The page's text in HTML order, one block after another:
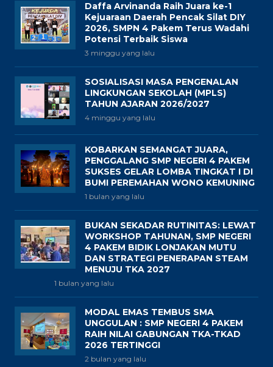
Daffa Arvinanda Raih Juara ke-1
Kejuaraan Daerah Pencak Silat DIY
2026, SMPN 4 Pakem Terus Wadahi
Potensi Terbaik Siswa
3 minggu yang lalu
SOSIALISASI MASA PENGENALAN
LINGKUNGAN SEKOLAH (MPLS)
TAHUN AJARAN 2026/2027
4 minggu yang lalu
KOBARKAN SEMANGAT JUARA,
PENGGALANG SMP NEGERI 4 PAKEM
SUKSES GELAR LOMBA TINGKAT I DI
BUMI PEREMAHAN WONO KEMUNING
1 bulan yang lalu
BUKAN SEKADAR RUTINITAS: LEWAT
WORKSHOP TAHUNAN, SMP NEGERI
4 PAKEM BIDIK LONJAKAN MUTU
DAN STRATEGI PENERAPAN STEAM
MENUJU TKA 2027
1 bulan yang lalu
MODAL EMAS TEMBUS SMA
UNGGULAN : SMP NEGERI 4 PAKEM
RAIH NILAI GABUNGAN TKA-TKAD
2026 TERTINGGI
2 bulan yang lalu